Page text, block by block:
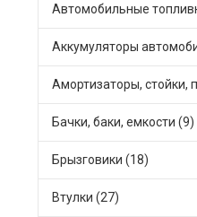
Автомобильные
Аккумуляторы
Амортизаторы, стойки,
Бачки, баки, емкости (9)
Брызговики (18)
Втулки (27)